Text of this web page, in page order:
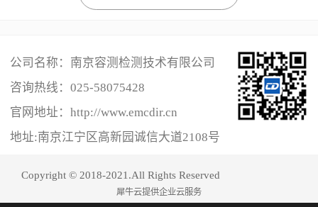
公司名称：南京容测检测技术有限公司
咨询热线： 025-58075428
官网地址：http://www.emcdir.cn
地址:南京江宁区高新园诚信大道2108号
Copyright © 2018-2021.All Rights Reserved
犀牛云提供企业云服务